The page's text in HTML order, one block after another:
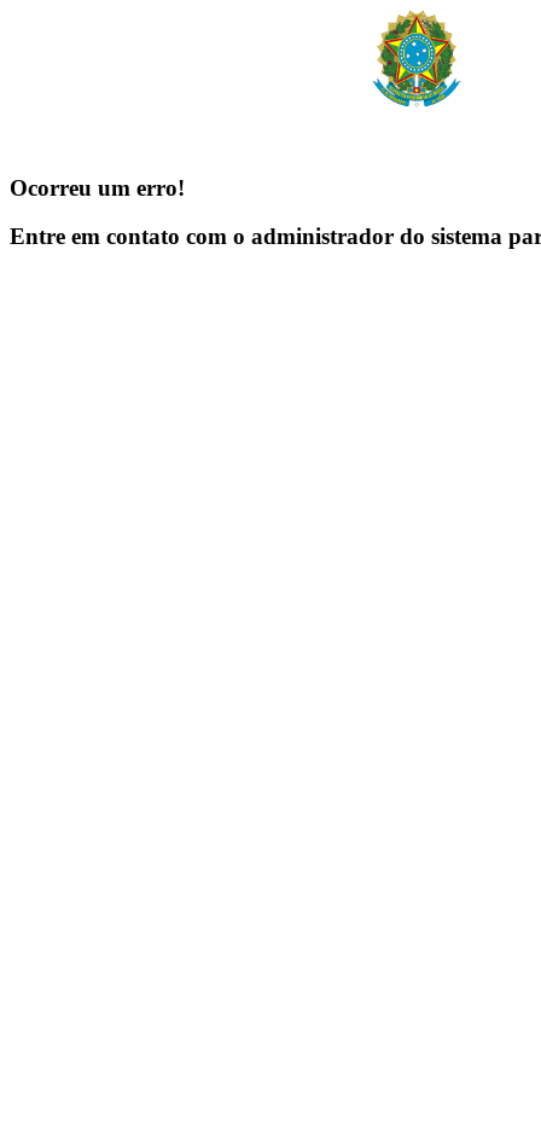
Ocorreu um erro!
Entre em contato com o administrador do sistema